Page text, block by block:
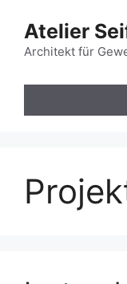
Inhalt
springen
Atelier
Architekt für